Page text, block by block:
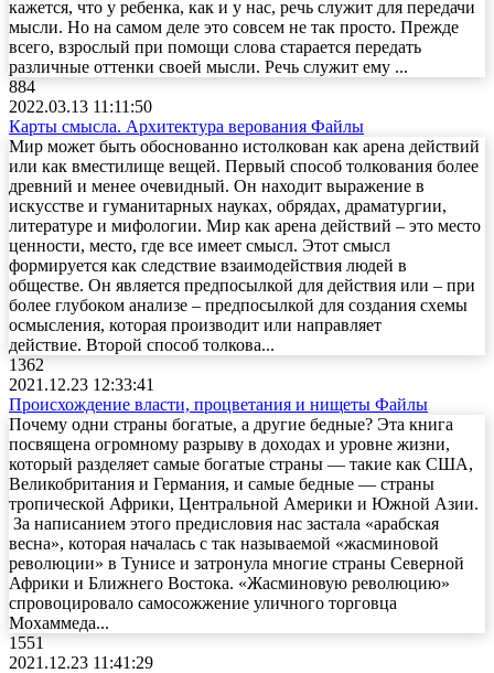
кажется, что у ребенка, как и у нас, речь служит для передачи
мысли. Но на самом деле это совсем не так просто. Прежде
всего, взрослый при помощи слова старается передать
различные оттенки своей мысли. Речь служит ему ...
884
2022.03.13 11:11:50
Карты смысла. Архитектура верования Файлы
Мир может быть обоснованно истолкован как арена действий
или как вместилище вещей. Первый способ толкования более
древний и менее очевидный. Он находит выражение в
искусстве и гуманитарных науках, обрядах, драматургии,
литературе и мифологии. Мир как арена действий – это место
ценности, место, где все имеет смысл. Этот смысл
формируется как следствие взаимодействия людей в
обществе. Он является предпосылкой для действия или – при
более глубоком анализе – предпосылкой для создания схемы
осмысления, которая производит или направляет
действие. Второй способ толкова...
1362
2021.12.23 12:33:41
Происхождение власти, процветания и нищеты Файлы
Почему одни страны богатые, а другие бедные? Эта книга
посвящена огромному разрыву в доходах и уровне жизни,
который разделяет самые богатые страны — такие как США,
Великобритания и Германия, и самые бедные — страны
тропической Африки, Центральной Америки и Южной Азии.
За написанием этого предисловия нас застала «арабская
весна», которая началась с так называемой «жасминовой
революции» в Тунисе и затронула многие страны Северной
Африки и Ближнего Востока. «Жасминовую революцию»
спровоцировало самосожжение уличного торговца
Мохаммеда...
1551
2021.12.23 11:41:29